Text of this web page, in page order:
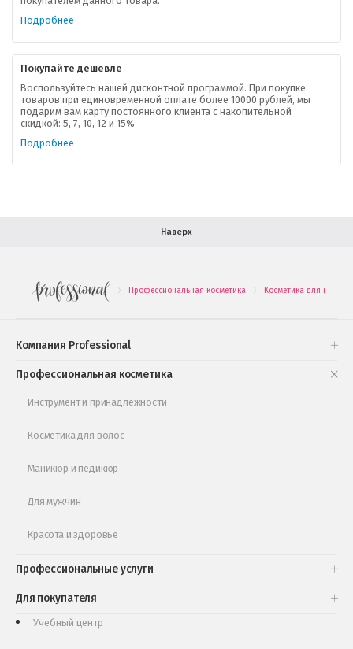
Подробнее
Покупайте дешевле
Воспользуйтесь нашей дисконтной программой. При покупке
товаров при единовременной оплате более 10000 рублей, мы
подарим вам карту постоянного клиента с накопительной
скидкой: 5, 7, 10, 12 и 15%
Подробнее
Наверх
. Профессиональная косметика . Косметика для волос
Компания Professional
Ваша скидка
Контактная информация
В помощь покупателю
Форма обратной связи
Профессиональная косметика
Инструмент и принадлежности
Косметика для волос
Маникюр и педикюр
Для мужчин
Красота и здоровье
Профессиональные услуги
Для покупателя
Подарочные наборы
Обучающее видео
Учебный центр